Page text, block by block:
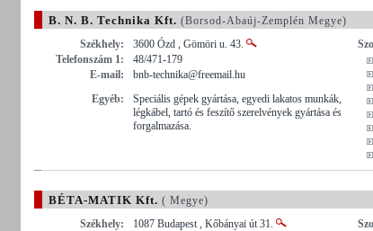
B. N. B. Technika Kft. (Borsod-Abaúj-Zemplén Megye)
Székhely:
3600 Ózd , Gömöri u. 43.
Telefonszám 1:
48/471-179
E-mail:
bnb-technika@freemail.hu
Egyéb:
Speciális gépek gyártása, egyedi lakatos munkák,
légkábel, tartó és feszítő szerelvények gyártása és
forgalmazása.
BÉTA-MATIK Kft. ( Megye)
Székhely:
1087 Budapest , Kőbányai út 31.